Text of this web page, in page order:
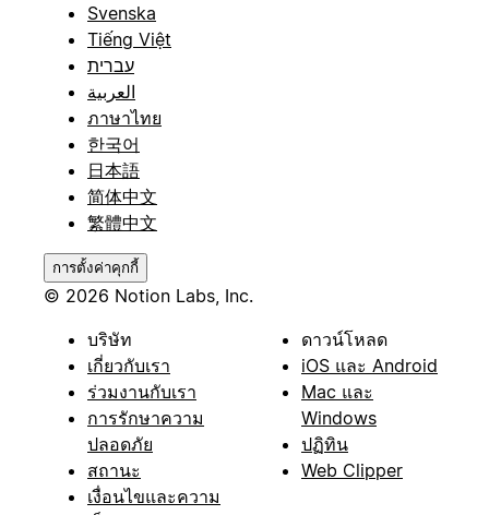
Svenska
Tiếng Việt
עברית
العربية
ภาษาไทย
한국어
日本語
简体中文
繁體中文
การตั้งค่าคุกกี้
© 2026 Notion Labs, Inc.
บริษัท
เกี่ยวกับเรา
ร่วมงานกับเรา
การรักษาความ
ปลอดภัย
สถานะ
เงื่อนไขและความ
ดาวน์โหลด
iOS และ Android
Mac และ
Windows
ปฏิทิน
Web Clipper